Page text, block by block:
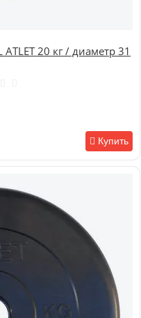
20 кг / диаметр 31
Купить